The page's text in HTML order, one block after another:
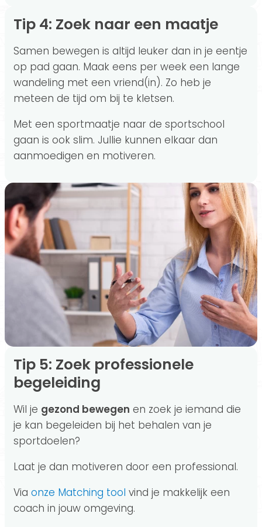
Tip 4: Zoek naar een maatje
Samen bewegen is altijd leuker dan in je eentje
op pad gaan. Maak eens per week een lange
wandeling met een vriend(in). Zo heb je
meteen de tijd om bij te kletsen.
Met een sportmaatje naar de sportschool
gaan is ook slim. Jullie kunnen elkaar dan
aanmoedigen en motiveren.
Tip 5: Zoek professionele
begeleiding
Wil je gezond bewegen en zoek je iemand die
je kan begeleiden bij het behalen van je
sportdoelen?
Laat je dan motiveren door een professional.
Via onze Matching tool vind je makkelijk een
coach in jouw omgeving.